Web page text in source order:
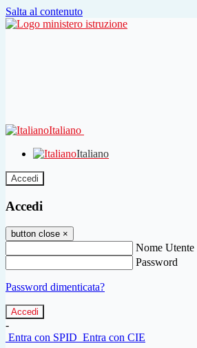
Salta al contenuto
Italiano
Italiano
Accedi
Accedi
button close ×
Nome Utente
Password
Password dimenticata?
-
Entra con SPID Entra con CIE